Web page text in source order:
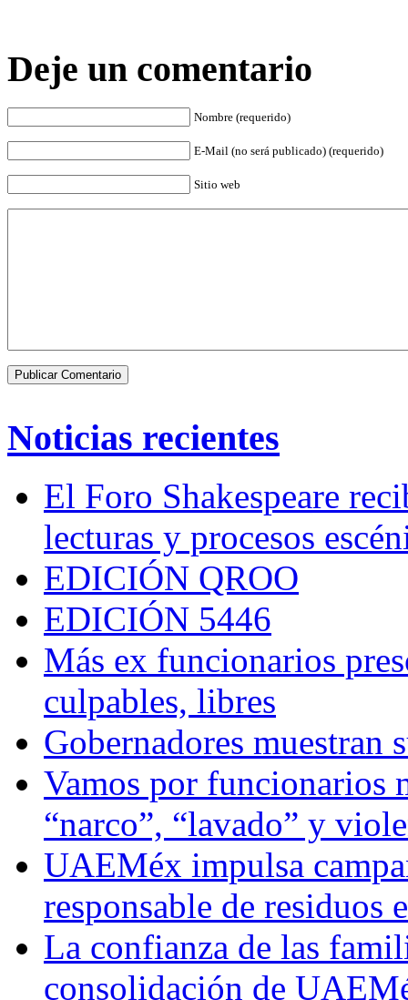
Deje un comentario
Nombre (requerido)
E-Mail (no será publicado) (requerido)
Sitio web
Noticias recientes
El Foro Shakespeare
lecturas y procesos
EDICIÓN QROO
EDICIÓN 5446
Más ex funcionarios
culpables, libres
Gobernadores muestran
Vamos por funcionarios
“narco”, “lavado” y
UAEMéx impulsa
responsable de residuos
La confianza de las
consolidación de